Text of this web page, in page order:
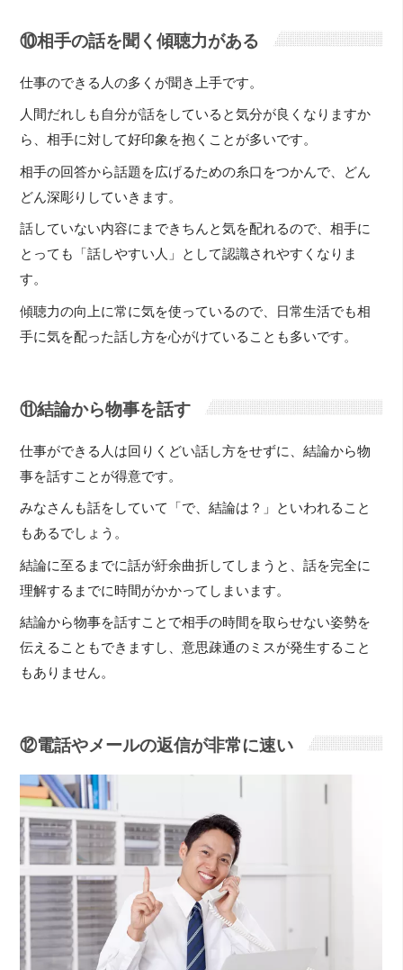
⑩相手の話を聞く傾聴力がある
仕事のできる人の多くが聞き上手です。
人間だれしも自分が話をしていると気分が良くなりますか
ら、相手に対して好印象を抱くことが多いです。
相手の回答から話題を広げるための糸口をつかんで、どん
どん深彫りしていきます。
話していない内容にまできちんと気を配れるので、相手に
とっても「話しやすい人」として認識されやすくなりま
す。
傾聴力の向上に常に気を使っているので、日常生活でも相
手に気を配った話し方を心がけていることも多いです。
⑪結論から物事を話す
仕事ができる人は回りくどい話し方をせずに、結論から物
事を話すことが得意です。
みなさんも話をしていて「で、結論は？」といわれること
もあるでしょう。
結論に至るまでに話が紆余曲折してしまうと、話を完全に
理解するまでに時間がかかってしまいます。
結論から物事を話すことで相手の時間を取らせない姿勢を
伝えることもできますし、意思疎通のミスが発生すること
もありません。
⑫電話やメールの返信が非常に速い